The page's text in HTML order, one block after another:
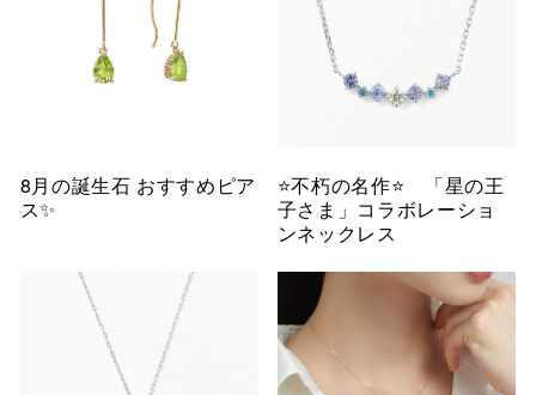
8月の誕生石 おすすめピア
ス✨
⭐️不朽の名作⭐️ 「星の王
子さま」コラボレーショ
ンネックレス